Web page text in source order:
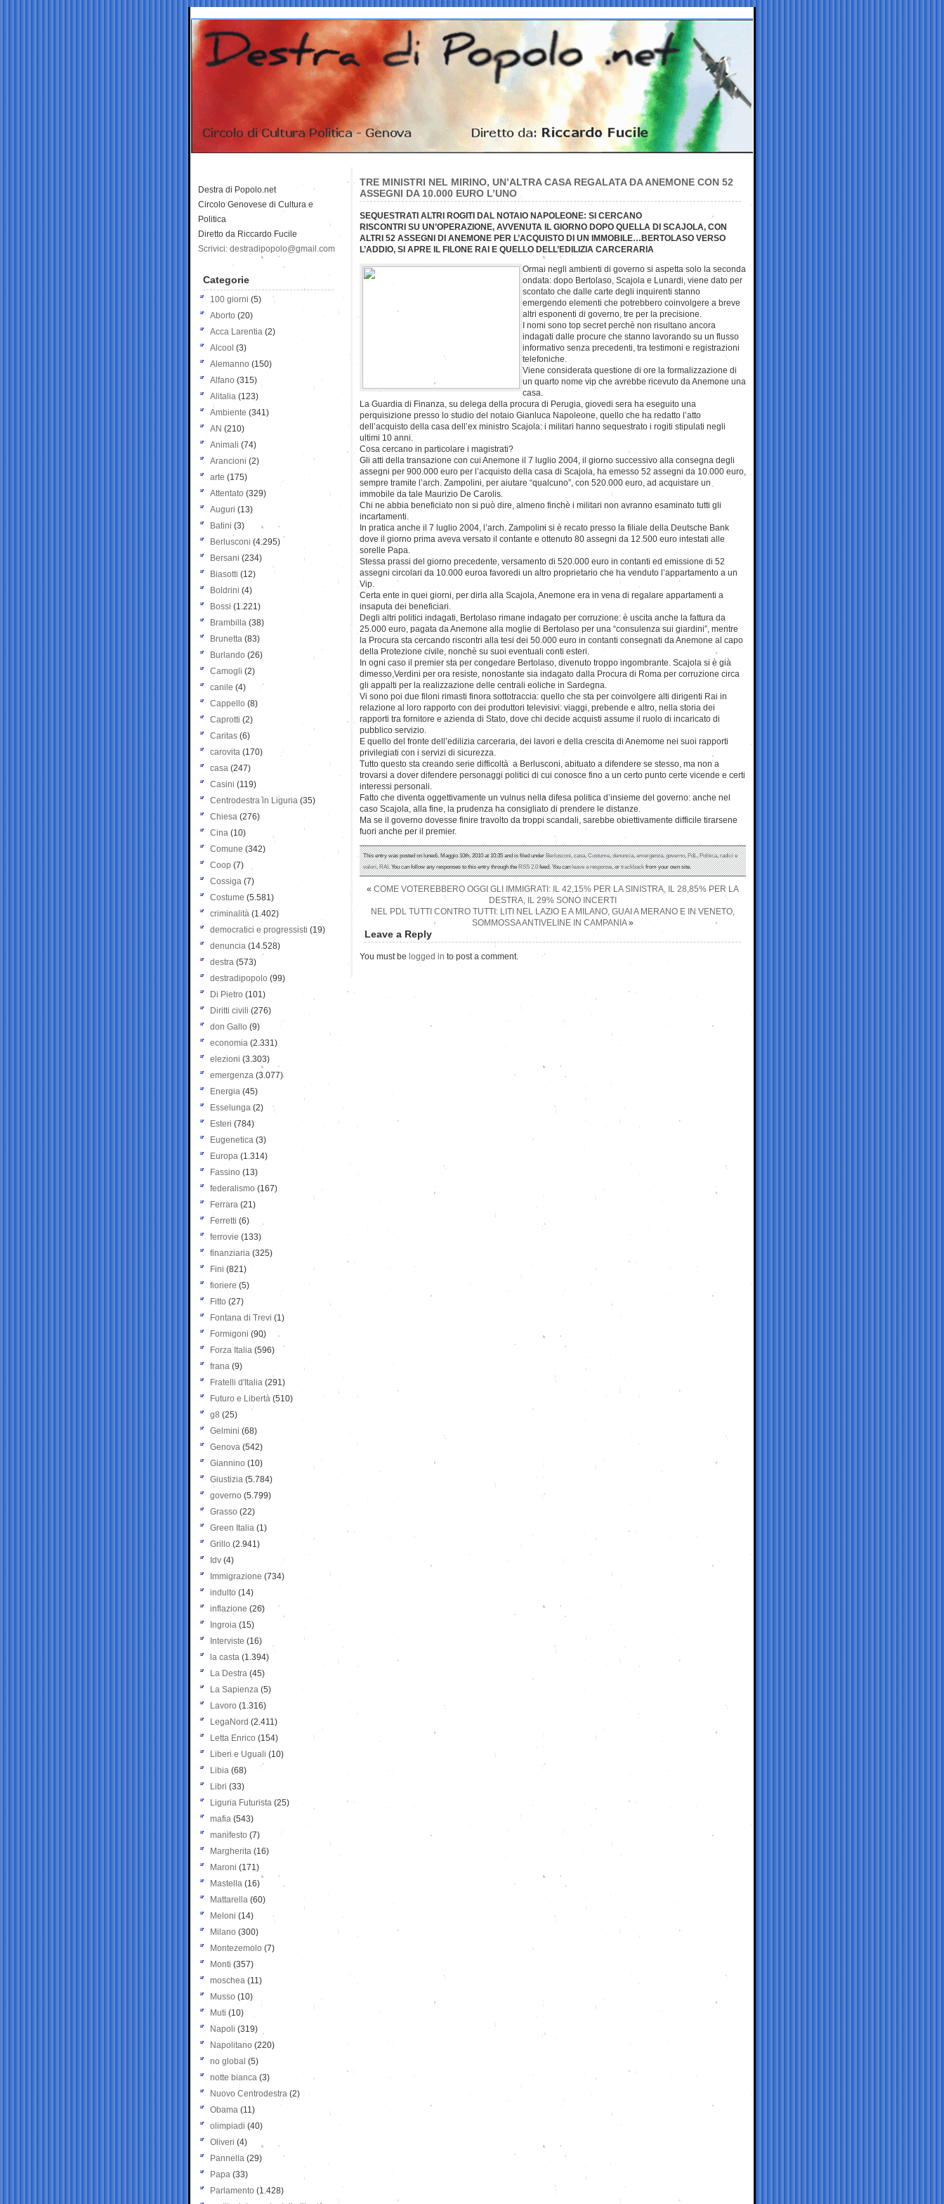
TRE MINISTRI NEL MIRINO, UN’ALTRA CASA REGALATA DA ANEMONE CON 52
ASSEGNI DA 10.000 EURO L’UNO
SEQUESTRATI ALTRI ROGITI DAL NOTAIO NAPOLEONE: SI CERCANO
RISCONTRI SU UN’OPERAZIONE, AVVENUTA IL GIORNO DOPO QUELLA DI SCAJOLA, CON
ALTRI 52 ASSEGNI DI ANEMONE PER L’ACQUISTO DI UN IMMOBILE…BERTOLASO VERSO
L’ADDIO, SI APRE IL FILONE RAI E QUELLO DELL’EDILIZIA CARCERARIA
Ormai negli ambienti di governo si aspetta solo la seconda
ondata: dopo Bertolaso, Scajola e Lunardi, viene dato per
scontato che dalle carte degli inquirenti stanno
emergendo elementi che potrebbero coinvolgere a breve
altri esponenti di governo, tre per la precisione.
I nomi sono top secret perchè non risultano ancora
indagati dalle procure che stanno lavorando su un flusso
informativo senza precedenti, tra testimoni e registrazioni
telefoniche.
Viene considerata questione di ore la formalizzazione di
un quarto nome vip che avrebbe ricevuto da Anemone una
casa.
La Guardia di Finanza, su delega della procura di Perugia, giovedi sera ha eseguito una
perquisizione presso lo studio del notaio Gianluca Napoleone, quello che ha redatto l’atto
dell’acquisto della casa dell’ex ministro Scajola: i militari hanno sequestrato i rogiti stipulati negli
ultimi 10 anni.
Cosa cercano in particolare i magistrati?
Gli atti della transazione con cui Anemone il 7 luglio 2004, il giorno successivo alla consegna degli
assegni per 900.000 euro per l’acquisto della casa di Scajola, ha emesso 52 assegni da 10.000 euro,
sempre tramite l’arch. Zampolini, per aiutare “qualcuno”, con 520.000 euro, ad acquistare un
immobile da tale Maurizio De Carolis.
Chi ne abbia beneficiato non si può dire, almeno finchè i militari non avranno esaminato tutti gli
incartamenti.
In pratica anche il 7 luglio 2004, l’arch. Zampolini si è recato presso la filiale della Deutsche Bank
dove il giorno prima aveva versato il contante e ottenuto 80 assegni da 12.500 euro intestati alle
sorelle Papa.
Stessa prassi del giorno precedente, versamento di 520.000 euro in contanti ed emissione di 52
assegni circolari da 10.000 euroa favoredi un altro proprietario che ha venduto l’appartamento a un
Vip.
Certa ente in quei giorni, per dirla alla Scajola, Anemone era in vena di regalare appartamenti a
insaputa dei beneficiari.
Degli altri politici indagati, Bertolaso rimane indagato per corruzione: è uscita anche la fattura da
25.000 euro, pagata da Anemone alla moglie di Bertolaso per una “consulenza sui giardini”, mentre
la Procura sta cercando riscontri alla tesi dei 50.000 euro in contanti consegnati da Anemone al capo
della Protezione civile, nonchè su suoi eventuali conti esteri.
In ogni caso il premier sta per congedare Bertolaso, divenuto troppo ingombrante. Scajola si è già
dimesso,Verdini per ora resiste, nonostante sia indagato dalla Procura di Roma per corruzione circa
gli appalti per la realizzazione delle centrali eoliche in Sardegna.
Vi sono poi due filoni rimasti finora sottotraccia: quello che sta per coinvolgere alti dirigenti Rai in
relazione al loro rapporto con dei produttori televisivi: viaggi, prebende e altro, nella storia dei
rapporti tra fornitore e azienda di Stato, dove chi decide acquisti assume il ruolo di incaricato di
pubblico servizio.
E quello del fronte dell’edilizia carceraria, dei lavori e della crescita di Anemome nei suoi rapporti
privilegiati con i servizi di sicurezza.
Tutto questo sta creando serie difficoltà a Berlusconi, abituato a difendere se stesso, ma non a
trovarsi a dover difendere personaggi politici di cui conosce fino a un certo punto certe vicende e certi
interessi personali.
Fatto che diventa oggettivamente un vulnus nella difesa politica d’insieme del governo: anche nel
caso Scajola, alla fine, la prudenza ha consigliato di prendere le distanze.
Ma se il governo dovesse finire travolto da troppi scandali, sarebbe obiettivamente difficile tirarsene
fuori anche per il premier.
This entry was posted on lunedì, Maggio 10th, 2010 at 10:35 and is filed underBerlusconi,casa,Costume,denuncia,emergenza,governo,PdL,Politica,radici e
valori,RAI. You can follow any responses to this entry through theRSS 2.0feed. You canleave a response, ortrackbackfrom your own site.
« COME VOTEREBBERO OGGI GLI IMMIGRATI: IL 42,15% PER LA SINISTRA, IL 28,85% PER LA
DESTRA, IL 29% SONO INCERTI
NEL PDL TUTTI CONTRO TUTTI: LITI NEL LAZIO E A MILANO, GUAI A MERANO E IN VENETO,
SOMMOSSA ANTIVELINE IN CAMPANIA»
Leave a Reply
You must be logged in to post a comment.
Destra di Popolo.net
Circolo Genovese di Cultura e
Politica
Diretto da Riccardo Fucile
Scrivici: destradipopolo@gmail.com
Categorie
100 giorni (5)
Aborto (20)
Acca Larentia (2)
Alcool (3)
Alemanno (150)
Alfano (315)
Alitalia (123)
Ambiente (341)
AN (210)
Animali (74)
Arancioni (2)
arte (175)
Attentato (329)
Auguri (13)
Batini (3)
Berlusconi (4.295)
Bersani (234)
Biasotti (12)
Boldrini (4)
Bossi (1.221)
Brambilla (38)
Brunetta (83)
Burlando (26)
Camogli (2)
canile (4)
Cappello (8)
Caprotti (2)
Caritas (6)
carovita (170)
casa (247)
Casini (119)
Centrodestra in Liguria (35)
Chiesa (276)
Cina (10)
Comune (342)
Coop (7)
Cossiga (7)
Costume (5.581)
criminalità (1.402)
democratici e progressisti (19)
denuncia (14.528)
destra (573)
destradipopolo (99)
Di Pietro (101)
Diritti civili (276)
don Gallo (9)
economia (2.331)
elezioni (3.303)
emergenza (3.077)
Energia (45)
Esselunga (2)
Esteri (784)
Eugenetica (3)
Europa (1.314)
Fassino (13)
federalismo (167)
Ferrara (21)
Ferretti (6)
ferrovie (133)
finanziaria (325)
Fini (821)
fioriere (5)
Fitto (27)
Fontana di Trevi (1)
Formigoni (90)
Forza Italia (596)
frana (9)
Fratelli d'Italia (291)
Futuro e Libertà (510)
g8 (25)
Gelmini (68)
Genova (542)
Giannino (10)
Giustizia (5.784)
governo (5.799)
Grasso (22)
Green Italia (1)
Grillo (2.941)
Idv (4)
Immigrazione (734)
indulto (14)
inflazione (26)
Ingroia (15)
Interviste (16)
la casta (1.394)
La Destra (45)
La Sapienza (5)
Lavoro (1.316)
LegaNord (2.411)
Letta Enrico (154)
Liberi e Uguali (10)
Libia (68)
Libri (33)
Liguria Futurista (25)
mafia (543)
manifesto (7)
Margherita (16)
Maroni (171)
Mastella (16)
Mattarella (60)
Meloni (14)
Milano (300)
Montezemolo (7)
Monti (357)
moschea (11)
Musso (10)
Muti (10)
Napoli (319)
Napolitano (220)
no global (5)
notte bianca (3)
Nuovo Centrodestra (2)
Obama (11)
olimpiadi (40)
Oliveri (4)
Pannella (29)
Papa (33)
Parlamento (1.428)